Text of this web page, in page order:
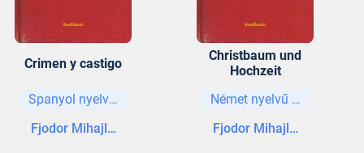
Crimen y castigo
Spanyol nyelvű könyvek
Fjodor Mihajlovics Dosztojevszkij
Christbaum und
Hochzeit
Német nyelvű könyvek
Fjodor Mihajlovics